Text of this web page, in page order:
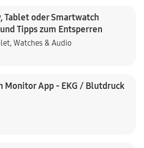
Tablet oder Smartwatch
Tipps zum Entsperren
, Watches & Audio
Monitor App - EKG / Blutdruck